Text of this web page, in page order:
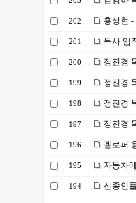
202 홍성현
201 목사 임
200 정진경
199 정진경
198 정진경
197 정진경
196 겔로퍼
195 자동차
194 신종인